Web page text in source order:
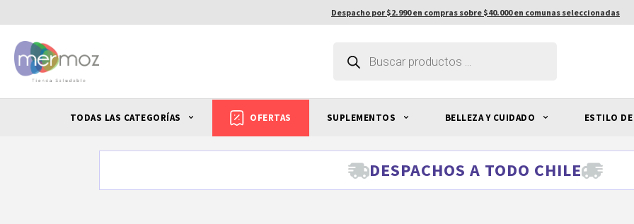
Despacho por $2.990 en compras sobre $40.000 en comunas seleccionadas
productos
TODAS LAS CATEGORÍAS OFERTAS SUPLEMENTOS BELLEZA Y CUIDADO ESTILO
DESPACHOS A TODO CHILE